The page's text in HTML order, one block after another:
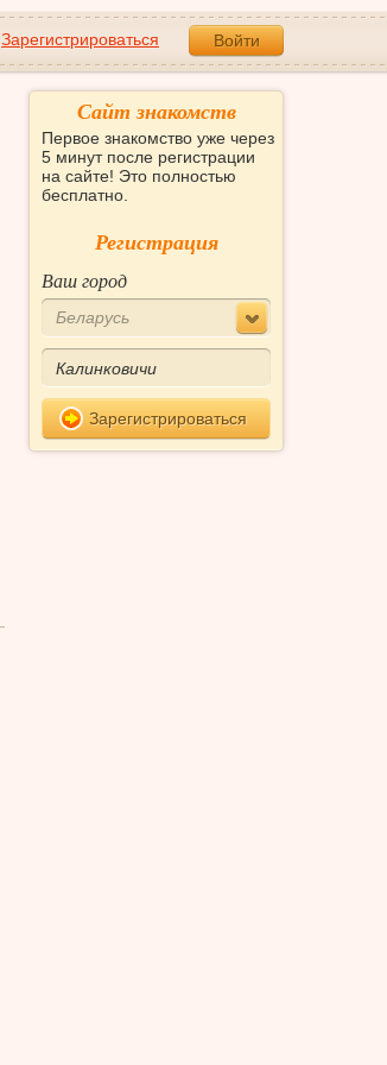
Зарегистрироваться Войти
Сайт знакомств
Первое знакомство уже через
5 минут после регистрации
на сайте! Это полностью
бесплатно.
Регистрация
Ваш город
Беларусь
Зарегистрироваться